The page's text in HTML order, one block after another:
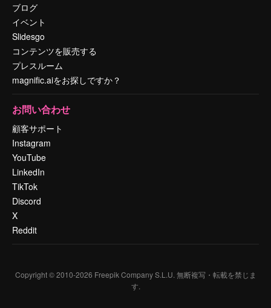
ブログ
イベント
Slidesgo
コンテンツを販売する
プレスルーム
magnific.aiをお探しですか？
お問い合わせ
顧客サポート
Instagram
YouTube
LinkedIn
TikTok
Discord
X
Reddit
Copyright © 2010-2026 Freepik Company S.L.U. 無断複写・転載を禁じま
す.